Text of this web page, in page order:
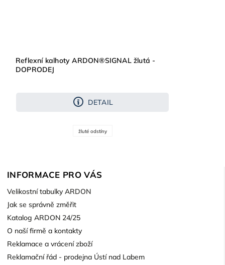
Reflexní kalhoty ARDON®SIGNAL žlutá -
DOPRODEJ
DETAIL
žluté odstíny
INFORMACE PRO VÁS
Velikostní tabulky ARDON
Jak se správně změřit
Katalog ARDON 24/25
O naší firmě a kontakty
Reklamace a vrácení zboží
Reklamační řád - prodejna Ústí nad Labem